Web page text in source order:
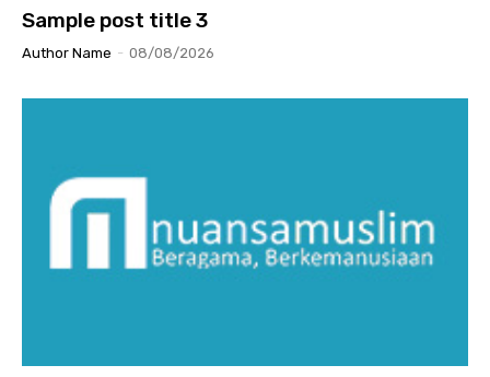
Sample post title 3
Author Name - 08/08/2026